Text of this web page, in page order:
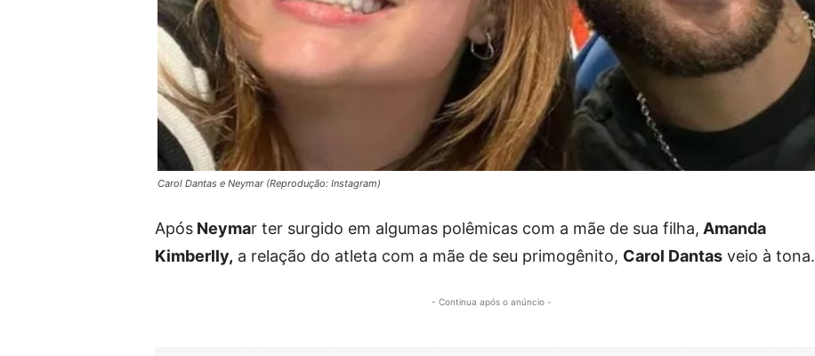
Carol Dantas e Neymar (Reprodução: Instagram)
Após Neymar ter surgido em algumas polêmicas com a mãe de sua filha, Amanda
Kimberlly, a relação do atleta com a mãe de seu primogênito, Carol Dantas veio à tona.
- Continua após o anúncio -